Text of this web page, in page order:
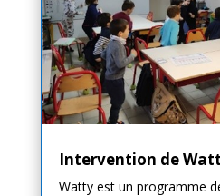
Intervention de
Watty est un programme